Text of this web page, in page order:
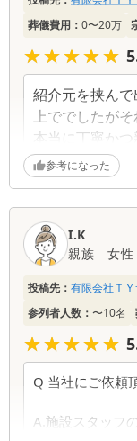
葬儀費用： 0〜20万
★★★★★
★★★★★
紹介元を挟ん
上ででしたが
本当に丁寧か
葬儀費用以上
ての事であたふ
もこちらの配
族も絶賛してお
ました。
参考になった
I.K
親族
女性
投稿先： 有限会社ＴＹ
参列者人数： 〜10名
★★★★★
★★★★★
Q 当社にご依頼
A.施設スタッフ